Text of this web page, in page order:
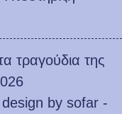
τραγούδια της
by sofar -